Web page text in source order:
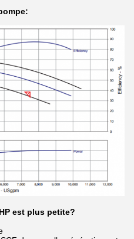
est plus petite?